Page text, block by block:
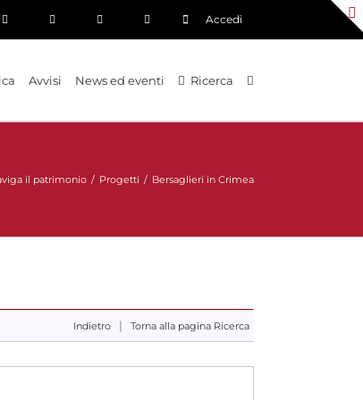
Accedi
Avvisi News ed eventi Ricerca
il patrimonio / Progetti / Bersaglieri in Crimea
Indietro | Torna alla pagina Ricerca